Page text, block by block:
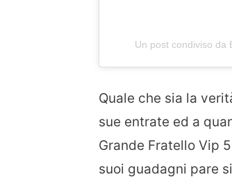
Un post condiviso da
Quale che sia la
sue entrate ed a
Grande Fratello Vip
suoi guadagni pare